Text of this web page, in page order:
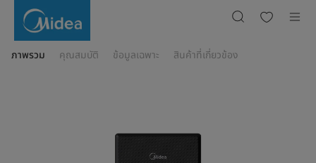
MWH-ภาพรวม คุณสมบัติ ข้อมูลเฉพาะ สินค้าที่เกี่ยวข้อง